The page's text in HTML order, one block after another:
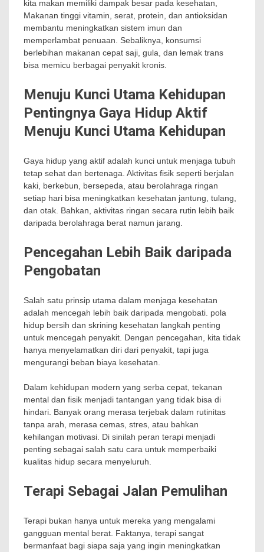
kita makan memiliki dampak besar pada kesehatan,
Makanan tinggi vitamin, serat, protein, dan antioksidan
membantu meningkatkan sistem imun dan
memperlambat penuaan. Sebaliknya, konsumsi
berlebihan makanan cepat saji, gula, dan lemak trans
bisa memicu berbagai penyakit kronis.
Menuju Kunci Utama Kehidupan
Pentingnya Gaya Hidup Aktif
Menuju Kunci Utama Kehidupan
Gaya hidup yang aktif adalah kunci untuk menjaga tubuh
tetap sehat dan bertenaga. Aktivitas fisik seperti berjalan
kaki, berkebun, bersepeda, atau berolahraga ringan
setiap hari bisa meningkatkan kesehatan jantung, tulang,
dan otak. Bahkan, aktivitas ringan secara rutin lebih baik
daripada berolahraga berat namun jarang.
Pencegahan Lebih Baik daripada
Pengobatan
Salah satu prinsip utama dalam menjaga kesehatan
adalah mencegah lebih baik daripada mengobati. pola
hidup bersih dan skrining kesehatan langkah penting
untuk mencegah penyakit. Dengan pencegahan, kita tidak
hanya menyelamatkan diri dari penyakit, tapi juga
mengurangi beban biaya kesehatan.
Dalam kehidupan modern yang serba cepat, tekanan
mental dan fisik menjadi tantangan yang tidak bisa di
hindari. Banyak orang merasa terjebak dalam rutinitas
tanpa arah, merasa cemas, stres, atau bahkan
kehilangan motivasi. Di sinilah peran terapi menjadi
penting sebagai salah satu cara untuk memperbaiki
kualitas hidup secara menyeluruh.
Terapi Sebagai Jalan Pemulihan
Terapi bukan hanya untuk mereka yang mengalami
gangguan mental berat. Faktanya, terapi sangat
bermanfaat bagi siapa saja yang ingin meningkatkan